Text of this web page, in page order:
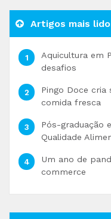
Artigos mais
Aquicultura em
desafios
Pingo Doce cria
comida fresca
Pós-graduação
Qualidade
Um ano de
commerce